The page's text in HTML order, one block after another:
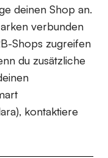
deinen Shop an.
verbunden
Shops zugreifen
du zusätzliche
kontaktiere